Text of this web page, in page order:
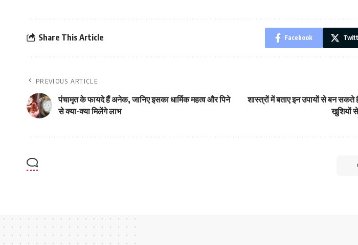
Share This Article Facebook
PREVIOUS ARTICLE
पंचामृत के फायदे हैं अनेक, जानिए इसका धार्मिक महत्व और पिने
से क्या-क्या मिलेंगे लाभ
शास्त्रों में बताए इन उपायों से बन
खुशियों